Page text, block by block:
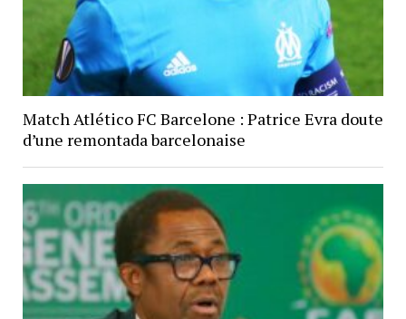
Match Atlético FC Barcelone : Patrice Evra doute
d’une remontada barcelonaise